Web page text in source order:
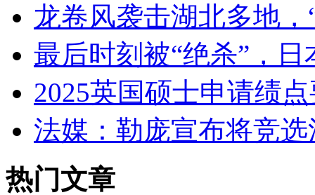
龙卷风袭击湖北多地
最后时刻被“绝杀”，
2025英国硕士申请绩
法媒：勒庞宣布将竞
热门文章